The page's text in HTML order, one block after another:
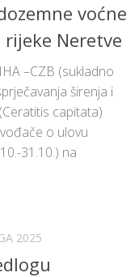
voćne
Neretve
–CZB (sukladno
širenja i
capitata)
o ulovu
31.10.) na
2025